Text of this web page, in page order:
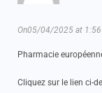
On05/04/2025 at 1:56
Pharmacie
Cliquez sur le lien ci-